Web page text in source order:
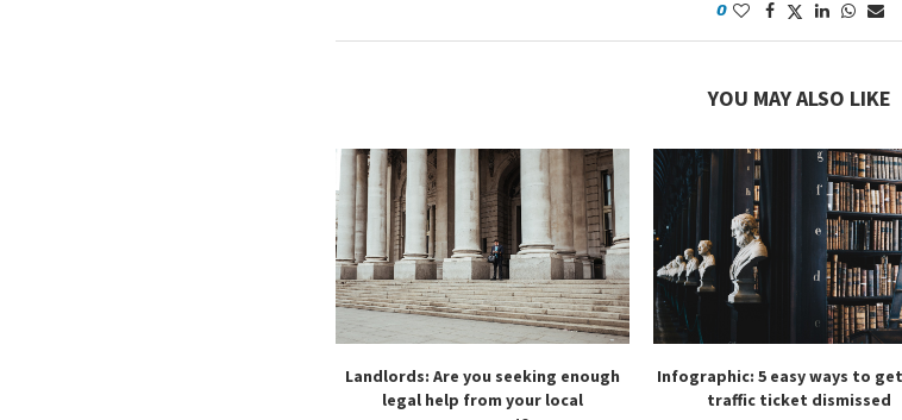
0
YOU MAY ALSO LIKE
Landlords: Are you seeking enough
legal help from your local
Infographic: 5 easy ways to
traffic ticket dismissed